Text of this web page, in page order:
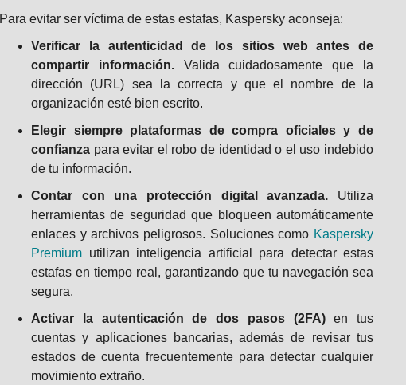
Para evitar ser víctima de estas estafas, Kaspersky aconseja:
Verificar la autenticidad de los sitios web antes de
compartir información.Valida cuidadosamente que la
dirección (URL) sea la correcta y que el nombre de la
organización esté bien escrito.
Elegir siempre plataformas de compra oficiales y de
confianza para evitar el robo de identidad o el uso indebido
de tu información.
Contar con una protección digital avanzada. Utiliza
herramientas de seguridad que bloqueen automáticamente
enlaces y archivos peligrosos. Soluciones como Kaspersky
Premium utilizan inteligencia artificial para detectar estas
estafas en tiempo real, garantizando que tu navegación sea
segura.
Activar la autenticación de dos pasos (2FA)en tus
cuentas y aplicaciones bancarias, además de revisar tus
estados de cuenta frecuentemente para detectar cualquier
movimiento extraño.